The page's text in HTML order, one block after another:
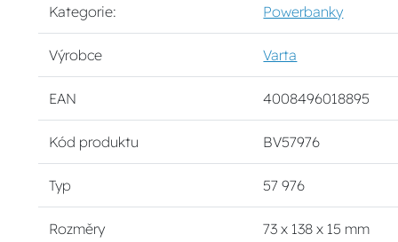
Kategorie: Powerbanky
Výrobce Varta
EAN 4008496018895
Kód produktu BV57976
Typ 57 976
Rozměry 73 x 138 x 15 mm